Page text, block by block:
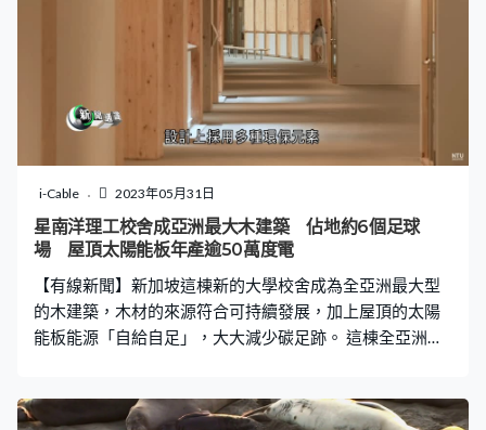
樣本，包括珊瑚、魚類及浮游生物，逐一分析有哪些微生
物聚居。 學者花了幾年時間做基因排序，近日發表初步結
果，在五千多個樣本之中，來自微生物的DNA，包含了近
29億個基因序列。這個數量非常巨大，甚至比全球已知的
微生物基因序列多四分之一，即是之前人類記載的海洋微
生物只是冰山一角。 今次結果為海洋生態帶來新見解，當
氣候變化衝擊大海，海洋微生物的反應舉足輕重，評估氣
候影響時不能忽視。
i-Cable 2023年05月31日
星南洋理工校舍成亞洲最大木建築 佔地約6個足球
場 屋頂太陽能板年產逾50萬度電
【有線新聞】新加坡這棟新的大學校舍成為全亞洲最大型
的木建築，木材的來源符合可持續發展，加上屋頂的太陽
能板能源「自給自足」，大大減少碳足跡。 這棟全亞洲最
計，大樓的名字源於希臘神話的大地之母，設計上採用多